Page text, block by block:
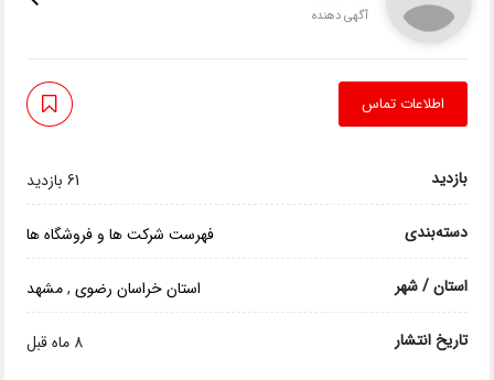
آگهی دهنده
اطلاعات تماس
بازدید 61 بازدید
دسته‌بندی فهرست شرکت ها و فروشگاه ها
استان / شهر استان خراسان رضوی,مشهد
تاریخ انتشار 8 ماه قبل